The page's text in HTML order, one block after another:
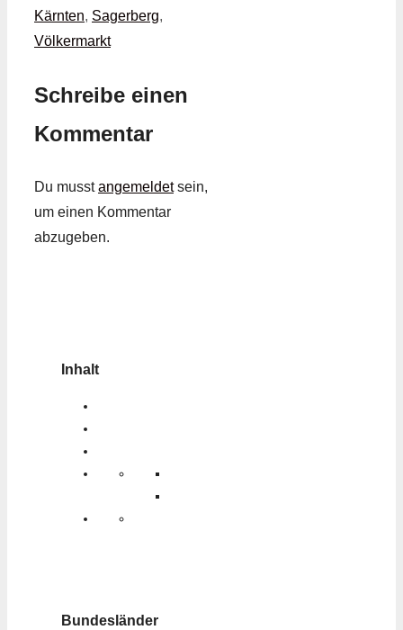
Kärnten, Sagerberg,
Völkermarkt
Schreibe einen
Kommentar
Du musstangemeldetsein,
um einen Kommentar
abzugeben.
Inhalt
Bundesländer